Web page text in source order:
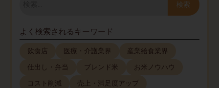
検索
よく検索されるキーワード
飲食店 医療・介護業界 産業給食業界
仕出し・弁当 ブレンド米 お米ノウハウ
コスト削減 売上・満足度アップ